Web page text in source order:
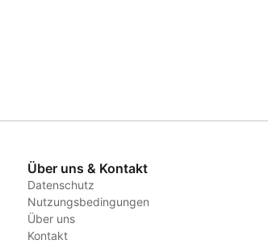
Über uns & Kontakt
Datenschutz
Nutzungsbedingungen
Über uns
Kontakt